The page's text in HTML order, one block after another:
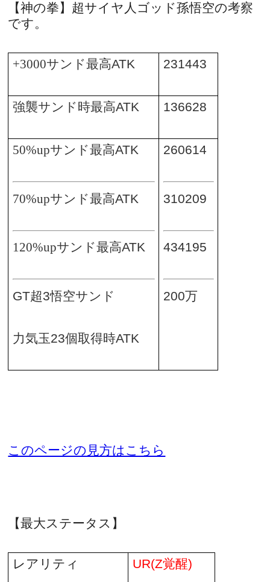
【神の拳】超サイヤ人ゴッド孫悟空の考察
です。
+3000サンド最高ATK 231443
強襲サンド時最高ATK 136628
50%upサンド最高ATK
70%upサンド最高ATK
120%upサンド最高ATK
GT超3悟空サンド
力気玉23個取得時ATK
260614
310209
434195
200万
このページの見方はこちら
【最大ステータス】
レアリティ UR(Z覚醒)